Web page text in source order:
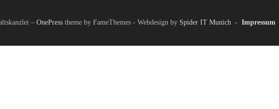
– OnePresstheme by FameThemes - Webdesign by Spider IT Munich- Impressum